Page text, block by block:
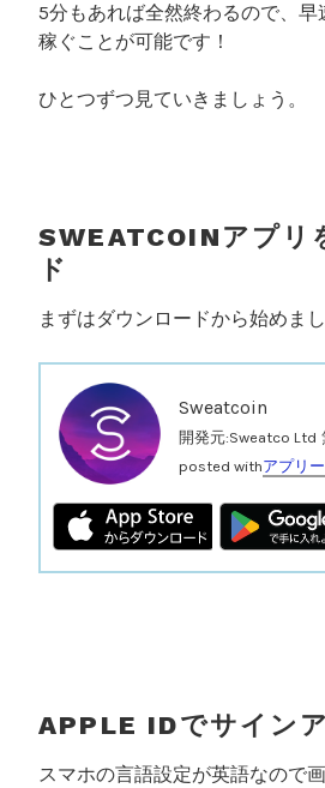
5分もあれば全然終わるので、早
稼ぐことが可能です！
ひとつずつ見ていきましょう。
SWEATCOINアプリ
ド
まずはダウンロードから始めまし
Sweatcoin
開発元:Sweatco Ltd
posted withアプリ
APPLE IDでサイン
スマホの言語設定が英語なので